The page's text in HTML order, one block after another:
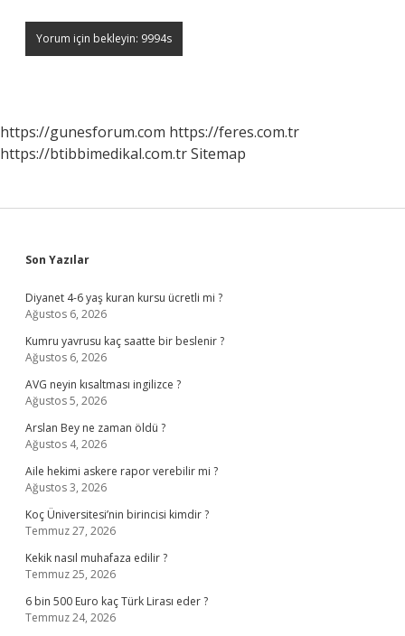
https://gunesforum.com https://feres.com.tr
https://btibbimedikal.com.trSitemap
Sidebar
Son Yazılar
Diyanet 4-6 yaş kuran kursu ücretli mi ?
Ağustos 6, 2026
Kumru yavrusu kaç saatte bir beslenir ?
Ağustos 6, 2026
AVG neyin kısaltması ingilizce ?
Ağustos 5, 2026
Arslan Bey ne zaman öldü ?
Ağustos 4, 2026
Aile hekimi askere rapor verebilir mi ?
Ağustos 3, 2026
Koç Üniversitesi’nin birincisi kimdir ?
Temmuz 27, 2026
Kekik nasıl muhafaza edilir ?
Temmuz 25, 2026
6 bin 500 Euro kaç Türk Lirası eder ?
Temmuz 24, 2026